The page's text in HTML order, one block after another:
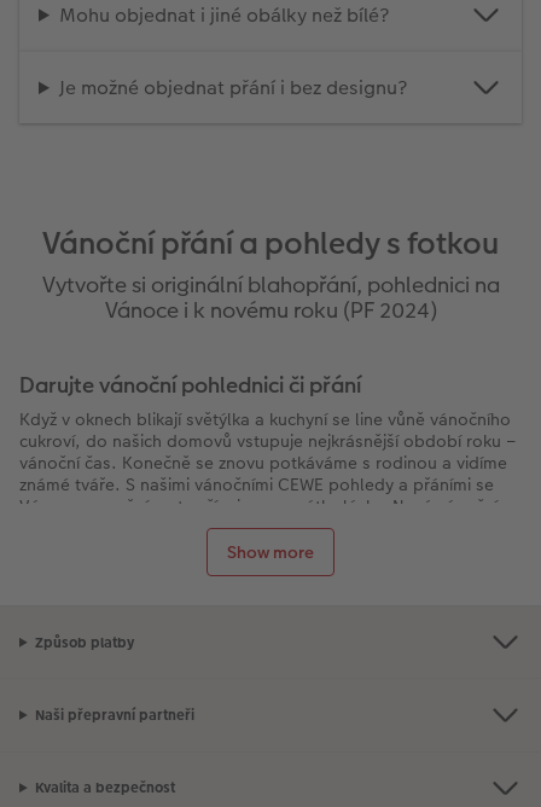
Mohu objednat i jiné obálky než bílé?
Je možné objednat přání i bez designu?
Vánoční přání a pohledy s fotkou
Vytvořte si originální blahopřání, pohlednici na
Vánoce i k novému roku (PF 2024)
Show more
Darujte vánoční pohlednici či přání
Když v oknech blikají světýlka a kuchyní se line vůně vánočního
cukroví, do našich domovů vstupuje nejkrásnější období roku –
vánoční čas. Konečně se znovu potkáváme s rodinou a vidíme
známé tváře. S našimi vánočními CEWE pohledy a přáními se
Vánoce promění na to, čím jsou – svátky lásky. Nové vánoční
přání může mít vícero podob, ať už jako velké skládací přání,
milý pozdrav nebo klasická pohlednice. Stačí si vybrat z více
600 designových šablonod klasických až po moderní
k designu, který se pro nové přání k Vánocům přání hodí
sami netroufáte,můžete se inspirovat
Vánoční přání či pohlednice s fotkou
Způsob platby
Naši přepravní partneři
Kvalita a bezpečnost